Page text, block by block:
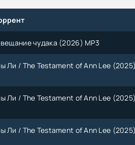
чудака (2026) MP3
Ли / The Testament of Ann Lee (2025)
Ли / The Testament of Ann Lee (2025)
Ли / The Testament of Ann Lee (2025)